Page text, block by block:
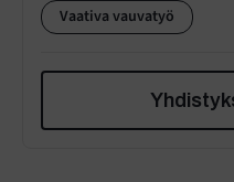
Vaativa vauvatyö